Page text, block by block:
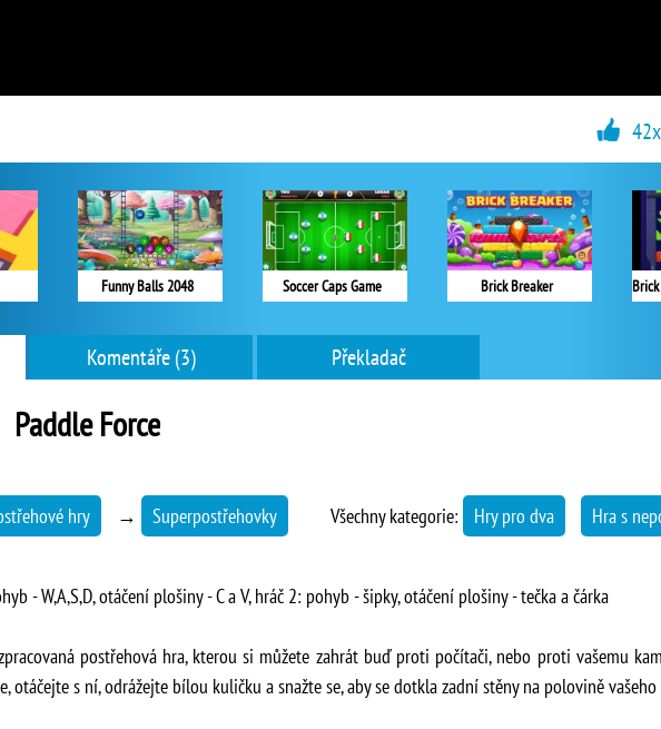
Funny Balls 2048 Soccer Caps Game Brick Breaker
42x
Komentáře (3) Překladač
Paddle Force
hry → Superpostřehovky Všechny kategorie: Hry pro dva Hra s
- W,A,S,D, otáčení plošiny - C a V, hráč 2: pohyb - šipky, otáčení plošiny - tečka a čárka
postřehová hra, kterou si můžete zahrát buď proti počítači, nebo proti vašemu
otáčejte s ní, odrážejte bílou kuličku a snažte se, aby se dotkla zadní stěny na polovině vašeho